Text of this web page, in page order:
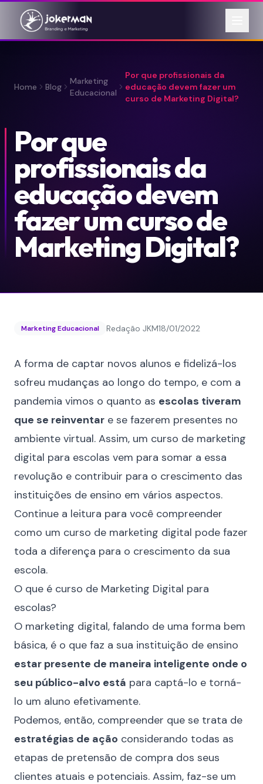
Home Blog
Marketing
Educacional
Por que profissionais da
educação devem fazer um
curso de Marketing Digital?
Por que
profissionais da
educação devem
fazer um curso de
Marketing Digital?
Marketing Educacional Redação JKM18/01/2022
A forma de captar novos alunos e fidelizá-los
sofreu mudanças ao longo do tempo, e com a
pandemia vimos o quanto as escolas tiveram
que se reinventar e se fazerem presentes no
ambiente virtual. Assim, um curso de marketing
digital para escolas vem para somar a essa
revolução e contribuir para o crescimento das
instituições de ensino em vários aspectos.
Continue a leitura para você compreender
como um curso de marketing digital pode fazer
toda a diferença para o crescimento da sua
escola.
O que é curso de Marketing Digital para
escolas?
O marketing digital, falando de uma forma bem
básica, é o que faz a sua instituição de ensino
estar presente de maneira inteligente onde o
seu público-alvo está para captá-lo e torná-
lo um aluno efetivamente.
Podemos, então, compreender que se trata de
estratégias de ação considerando todas as
etapas de pretensão de compra dos seus
clientes atuais e potenciais. Assim, faz-se um